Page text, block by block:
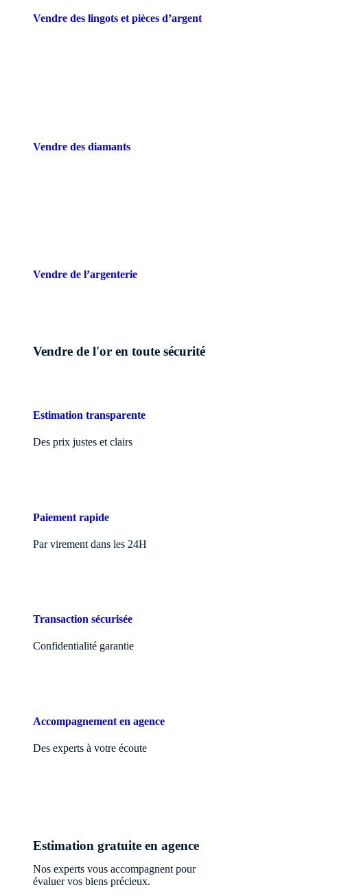
Vendre des lingots et pièces d’argent
Vendre des diamants
Vendre de l’argenterie
Vendre de l'or en toute sécurité
Estimation transparente
Des prix justes et clairs
Paiement rapide
Par virement dans les 24H
Transaction sécurisée
Confidentialité garantie
Accompagnement en agence
Des experts à votre écoute
Estimation gratuite en agence
Nos experts vous accompagnent pour
évaluer vos biens précieux.